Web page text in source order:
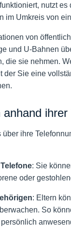
nutzt
im Umkreis von
von
und U-Bahnen
die sie nehmen.
Sie eine
ihre
: Sie
oder
: Eltern
So